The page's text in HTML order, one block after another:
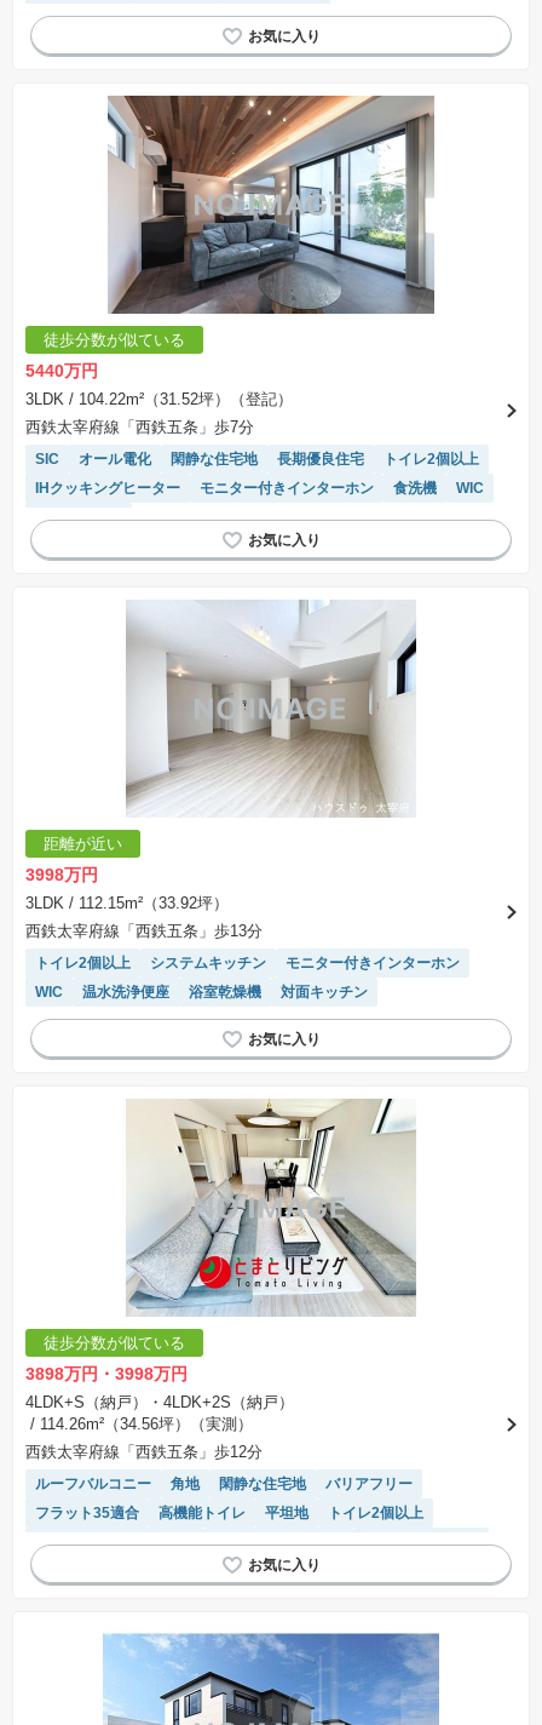
温水洗浄便座
浴室乾燥機 対面キッチン
徒歩分数が似ている
5440万円
3LDK / 104.22m²（31.52坪）（登記）
西鉄太宰府線「西鉄五条」歩7分
SIC オール電化 閑静な住宅地 長期優良住宅
トイレ2個以上
IHクッキングヒーター
モニター付きインターホン 食洗機
WIC
温水洗浄便座
距離が近い
3998万円
3LDK / 112.15m²（33.92坪）
西鉄太宰府線「西鉄五条」歩13分
トイレ2個以上 システムキッチン
モニター付きインターホン
WIC
温水洗浄便座 浴室乾燥機 対面キッチン
徒歩分数が似ている
3898万円・3998万円
4LDK+S（納戸）・4LDK+2S（納戸）
/ 114.26m²（34.56坪）（実測）
西鉄太宰府線「西鉄五条」歩12分
ルーフバルコニー 角地 閑静な住宅地
バリアフリー
フラット35適合
高機能トイレ 平坦地
トイレ2個以上
接面道路の幅が６m以上
キッチン収納が多い
システムキッチン
モニター付きインターホン
食洗機 WIC